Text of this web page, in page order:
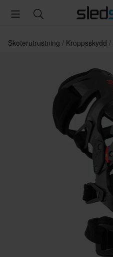
Skoterutrustning Kroppsskydd